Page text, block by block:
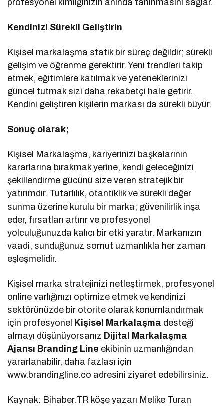
profesyonel kimliğinizin anında tanınmasını sağlar.
Kendinizi Sürekli Geliştirin
Kişisel markalaşma statik bir süreç değildir; sürekli
gelişim ve öğrenme gerektirir. Yeni trendleri takip
etmek, eğitimlere katılmak ve yeteneklerinizi
güncel tutmak sizi daha rekabetçi hale getirir.
Kendini geliştiren kişilerin markası da sürekli büyür.
Sonuç olarak;
Kişisel Markalaşma, kariyerinizi başkalarının
kararlarına bırakmak yerine, kendi geleceğinizi
şekillendirme gücünü size veren stratejik bir
yatırımdır. Tutarlılık, otantiklik ve sürekli değer
sunma üzerine kurulu bir marka; güvenilirlik inşa
eder, fırsatları artırır ve profesyonel
yolculuğunuzda kalıcı bir etki yaratır. Markanızın
vaadi, sunduğunuz somut uzmanlıkla her zaman
eşleşmelidir.
Kişisel marka stratejinizi netleştirmek, profesyonel
online varlığınızı optimize etmek ve kendinizi
sektörünüzde bir otorite olarak konumlandırmak
için profesyonel Kişisel Markalaşma desteği
almayı düşünüyorsanız Dijital Markalaşma
Ajansı Branding Line ekibinin uzmanlığından
yararlanabilir, daha fazlası için
www.brandingline.co adresini ziyaret edebilirsiniz.
Kaynak: Bihaber.TR köşe yazarı Melike Turan